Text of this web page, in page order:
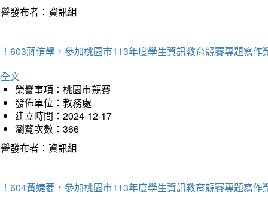
發布者：資訊組
603蔣侑學，參加桃園市113年度學生資訊教育競賽專題寫作
文
榮譽事項：桃園市競賽
發佈單位：教務處
建立時間：2024-12-17
瀏覽次數：366
發布者：資訊組
604黃婕菱，參加桃園市113年度學生資訊教育競賽專題寫作